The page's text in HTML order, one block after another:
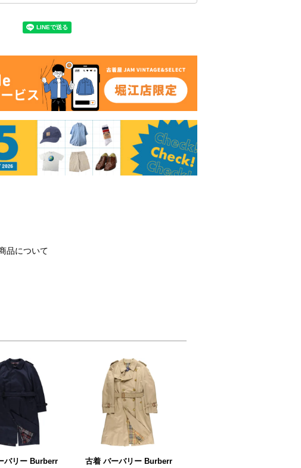
品について
バリー Burberr 古着 バーバリー Burberr